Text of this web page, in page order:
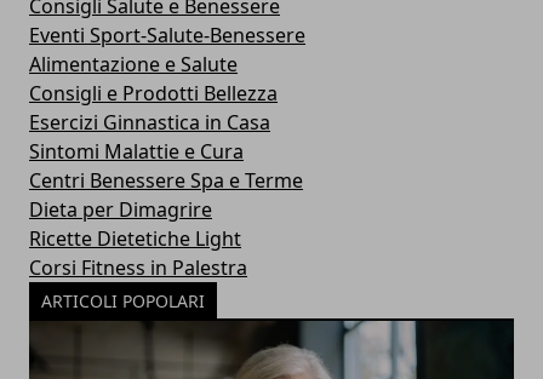
Consigli Salute e Benessere
Eventi Sport-Salute-Benessere
Alimentazione e Salute
Consigli e Prodotti Bellezza
Esercizi Ginnastica in Casa
Sintomi Malattie e Cura
Centri Benessere Spa e Terme
Dieta per Dimagrire
Ricette Dietetiche Light
Corsi Fitness in Palestra
ARTICOLI POPOLARI